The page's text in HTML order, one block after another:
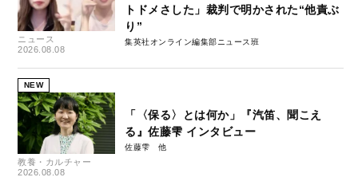
ニュース
2026.08.08
トドメさした」裁判で明かされた“他責ぶ
り”
集英社オンライン編集部ニュース班
NEW
教養・カルチャー
2026.08.08
「〈保る〉とは何か」『汽笛、聞こえ
る』佐藤雫 インタビュー
佐藤雫